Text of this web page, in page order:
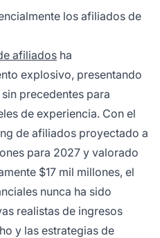
los afiliados de
afiliados ha
explosivo, presentando
precedentes para
de experiencia. Con el
de afiliados proyectado a
para 2027 y valorado
$17 mil millones, el
nunca ha sido
realistas de ingresos
y las estrategias de